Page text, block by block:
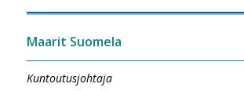
Maarit Suomela
Kuntoutusjohtaja